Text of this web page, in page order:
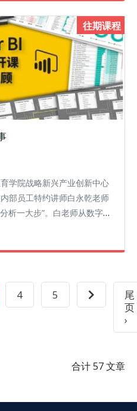
往期课程
学院战略新兴产业创新中心
部员工特约讲师白永乾老师
析一大步”。白老师从数字时
具，介绍了Power BI是什
4 5
尾
页
›
合计 57 文章